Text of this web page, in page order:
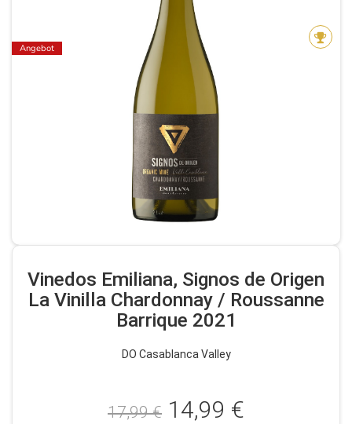
Angebot
Vinedos Emiliana, Signos de Origen
La Vinilla Chardonnay / Roussanne
Barrique 2021
DO Casablanca Valley
17,99 € 14,99 €